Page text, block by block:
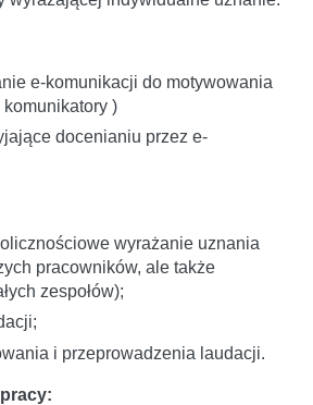
e-komunikacji do motywowania
)
docenianiu przez e-
wyrażanie uznania
pracowników, ale także
zespołów);
i przeprowadzenia laudacji.